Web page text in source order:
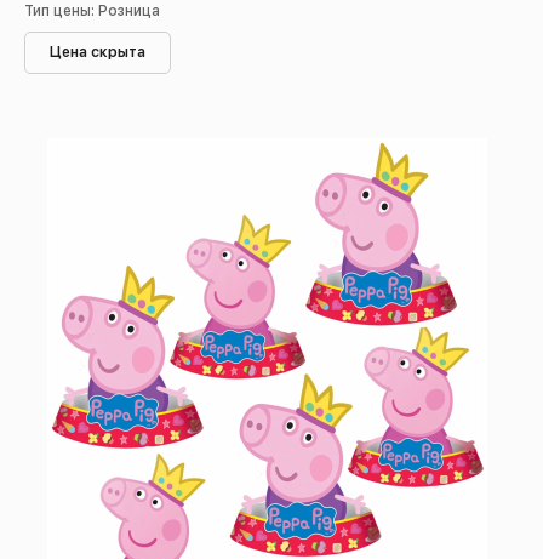
Тип цены: Розница
Цена скрыта